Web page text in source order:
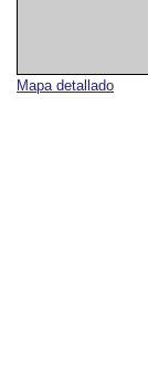
Mapa detallado